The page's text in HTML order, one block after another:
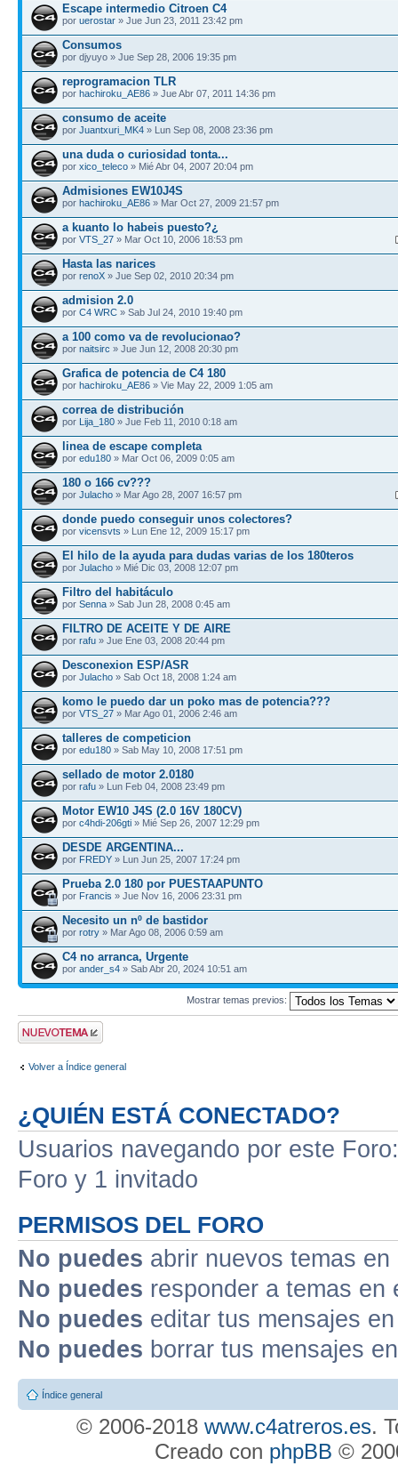
Escape intermedio Citroen C4
por uerostar » Jue Jun 23, 2011 23:42 pm
Consumos
por djyuyo » Jue Sep 28, 2006 19:35 pm
reprogramacion TLR
por hachiroku_AE86 » Jue Abr 07, 2011 14:36 pm
consumo de aceite
por Juantxuri_MK4 » Lun Sep 08, 2008 23:36 pm
una duda o curiosidad tonta...
por xico_teleco » Mié Abr 04, 2007 20:04 pm
Admisiones EW10J4S
por hachiroku_AE86 » Mar Oct 27, 2009 21:57 pm
a kuanto lo habeis puesto?¿
por VTS_27 » Mar Oct 10, 2006 18:53 pm
Hasta las narices
por renoX » Jue Sep 02, 2010 20:34 pm
admision 2.0
por C4 WRC » Sab Jul 24, 2010 19:40 pm
a 100 como va de revolucionao?
por naitsirc » Jue Jun 12, 2008 20:30 pm
Grafica de potencia de C4 180
por hachiroku_AE86 » Vie May 22, 2009 1:05 am
correa de distribución
por Lija_180 » Jue Feb 11, 2010 0:18 am
linea de escape completa
por edu180 » Mar Oct 06, 2009 0:05 am
180 o 166 cv???
por Julacho » Mar Ago 28, 2007 16:57 pm
donde puedo conseguir unos colectores?
por vicensvts » Lun Ene 12, 2009 15:17 pm
El hilo de la ayuda para dudas varias de los 180teros
por Julacho » Mié Dic 03, 2008 12:07 pm
Filtro del habitáculo
por Senna » Sab Jun 28, 2008 0:45 am
FILTRO DE ACEITE Y DE AIRE
por rafu » Jue Ene 03, 2008 20:44 pm
Desconexion ESP/ASR
por Julacho » Sab Oct 18, 2008 1:24 am
komo le puedo dar un poko mas de potencia???
por VTS_27 » Mar Ago 01, 2006 2:46 am
talleres de competicion
por edu180 » Sab May 10, 2008 17:51 pm
sellado de motor 2.0180
por rafu » Lun Feb 04, 2008 23:49 pm
Motor EW10 J4S (2.0 16V 180CV)
por c4hdi-206gti » Mié Sep 26, 2007 12:29 pm
DESDE ARGENTINA...
por FREDY » Lun Jun 25, 2007 17:24 pm
Prueba 2.0 180 por PUESTAAPUNTO
por Francis » Jue Nov 16, 2006 23:31 pm
Necesito un nº de bastidor
por rotry » Mar Ago 08, 2006 0:59 am
C4 no arranca, Urgente
por ander_s4 » Sab Abr 20, 2024 10:51 am
Mostrar temas previos:
Publicar un nuevo
tema
Volver a Índice general
¿QUIÉN ESTÁ CONECTADO?
Usuarios navegando por este
Foro y 1 invitado
PERMISOS DEL FORO
No puedes abrir nuevos temas
No puedes responder a temas en
No puedes editar tus mensajes
No puedes borrar tus mensajes
Índice general
© 2006-2018 www.c4atreros.es.
Creado con phpBB ©